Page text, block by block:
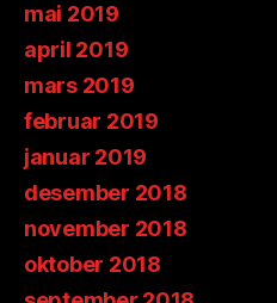
mai 2019
april 2019
mars 2019
februar 2019
januar 2019
desember 2018
november 2018
oktober 2018